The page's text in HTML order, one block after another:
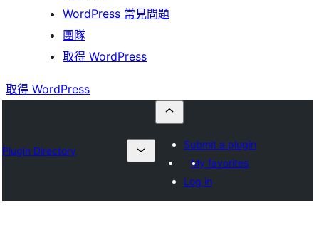
WordPress 常見問題
團隊
取得 WordPress
取得 WordPress
Plugin Directory
Submit a plugin
My favorites
Log in